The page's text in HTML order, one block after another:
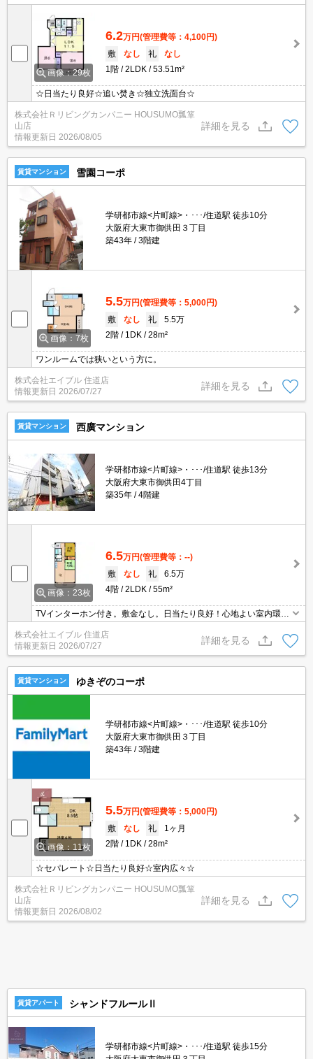
画像：29枚
6.2万円(管理費等：4,100円)
敷
なし 礼
なし
1階
2LDK 53.51m²
☆日当たり良好☆追い焚き☆独立洗面台☆
株式会社Ｒリビングカンパニー HOUSUMO瓢箪
山店
情報更新日 2026/08/05
詳細を見る
賃貸マンション 雪園コーポ
学研都市線<片町線>・･･･/住道駅 徒歩10分
大阪府大東市御供田３丁目
築43年
3階建
画像：7枚
5.5万円(管理費等：5,000円)
敷
なし 礼
5.5万
2階
1DK 28m²
ワンルームでは狭いという方に。
株式会社エイブル 住道店
情報更新日 2026/07/27
詳細を見る
賃貸マンション 西廣マンション
学研都市線<片町線>・･･･/住道駅 徒歩13分
大阪府大東市御供田4丁目
築35年
4階建
画像：23枚
6.5万円(管理費等：--)
敷
なし 礼
6.5万
4階
2LDK 55m²
TVインターホン付き。敷金なし。日当たり良好！心地よい室内環
境！。バイク置き場あり。駐輪場有。バス・トイレ別。二人入居
可。子供可。ガスコンロ付き。
株式会社エイブル 住道店
情報更新日 2026/07/27
詳細を見る
賃貸マンション ゆきぞのコーポ
学研都市線<片町線>・･･･/住道駅 徒歩10分
大阪府大東市御供田３丁目
築43年
3階建
画像：11枚
5.5万円(管理費等：5,000円)
敷
なし 礼
1ヶ月
2階
1DK 28m²
☆セパレート☆日当たり良好☆室内広々☆
株式会社Ｒリビングカンパニー HOUSUMO瓢箪
山店
情報更新日 2026/08/02
詳細を見る
賃貸アパート シャンドフルールⅡ
学研都市線<片町線>・･･･/住道駅 徒歩15分